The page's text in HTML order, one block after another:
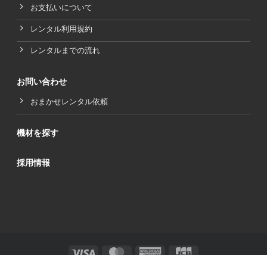
お支払いについて
レンタル利用規約
レンタルまでの流れ
お問い合わせ
おまかせレンタル依頼
機材を探す
採用情報
Visa MasterCard American